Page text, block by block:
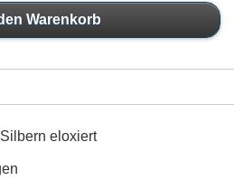
Warenkorb
eloxiert